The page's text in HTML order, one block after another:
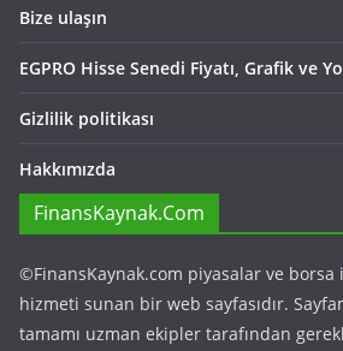
Bize ulaşın
EGPRO Hisse Senedi Fiyatı, Grafik ve
Gizlilik politikası
Hakkımızda
FinansKaynak.Com
©FinansKaynak.com piyasalar ve borsa
hizmeti sunan bir web sayfasıdır.
tamamı uzman ekipler tarafından